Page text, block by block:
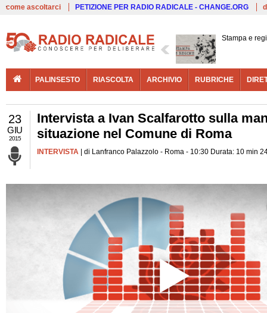
come ascoltarci PETIZIONE PER RADIO RADICALE - CHANGE.ORG
Stampa e
PALINSESTO RIASCOLTA ARCHIVIO RUBRICHE
23
GIU
2015
Intervista a Ivan Scalfarotto sulla
situazione nel Comune di Roma
INTERVISTA | di Lanfranco Palazzolo - Roma - 10:30 Durata: 10 min